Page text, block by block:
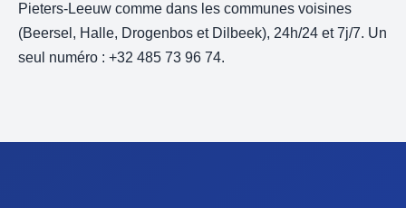
Pieters-Leeuw comme dans les communes voisines
(Beersel, Halle, Drogenbos et Dilbeek), 24h/24 et 7j/7. Un
seul numéro : +32 485 73 96 74.